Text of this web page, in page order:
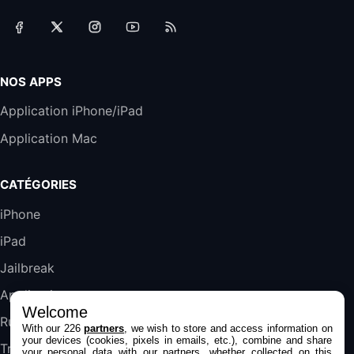
Harman Kardon SoundSticks 5 Haut-Parleur
289,47€
Galaxy S25 FE 6,7\" 5G Nano SIM 128 Go
Blanc
Jeu FIFA 20 sur PC (code à télécharger)
45,98€57,99€Rue Du Commerce (Vendeur Tiers)
NOS APPS
Application iPhone/iPad
Application Mac
CATÉGORIES
iPhone
iPad
Jailbreak
Applications
Rumeurs
Trucs & astuces
Welcome
With our 226partners , we wish to store and access information on
your devices (cookies, pixels in emails, etc.), combine and share
your personal data with our partners, whether collected on this